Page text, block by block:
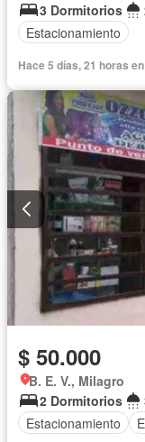
3 Dormitorios
Estacionamiento
Hace 5 días, 21 horas
$ 50.000
B. E. V., Milagro
2 Dormitorios
Estacionamiento